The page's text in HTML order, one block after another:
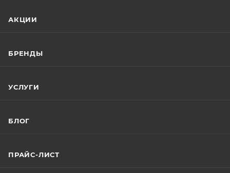
АКЦИИ
БРЕНДЫ
УСЛУГИ
БЛОГ
ПРАЙС-ЛИСТ